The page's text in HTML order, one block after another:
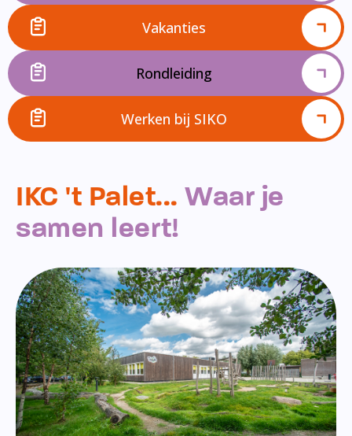
Vakanties
Rondleiding
Werken bij SIKO
IKC 't Palet... Waar je
samen leert!